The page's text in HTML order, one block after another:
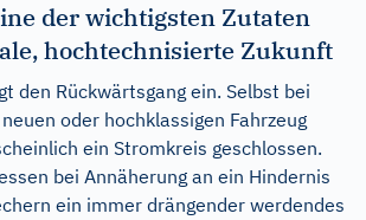
der wichtigsten Zutaten
hochtechnisierte Zukunft
den Rückwärtsgang ein. Selbst bei
oder hochklassigen Fahrzeug
ein Stromkreis geschlossen.
bei Annäherung an ein Hindernis
ein immer drängender werdendes